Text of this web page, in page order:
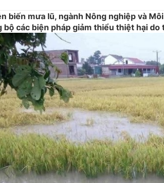
biến mưa lũ, ngành Nông nghiệp và
bộ các biện pháp giảm thiểu thiệt hại do